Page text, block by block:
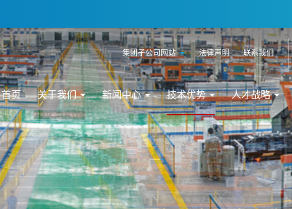
联系我们
法律声明
集团子公司网站
首页 关于我们 新闻中心 技术优势 人才战略